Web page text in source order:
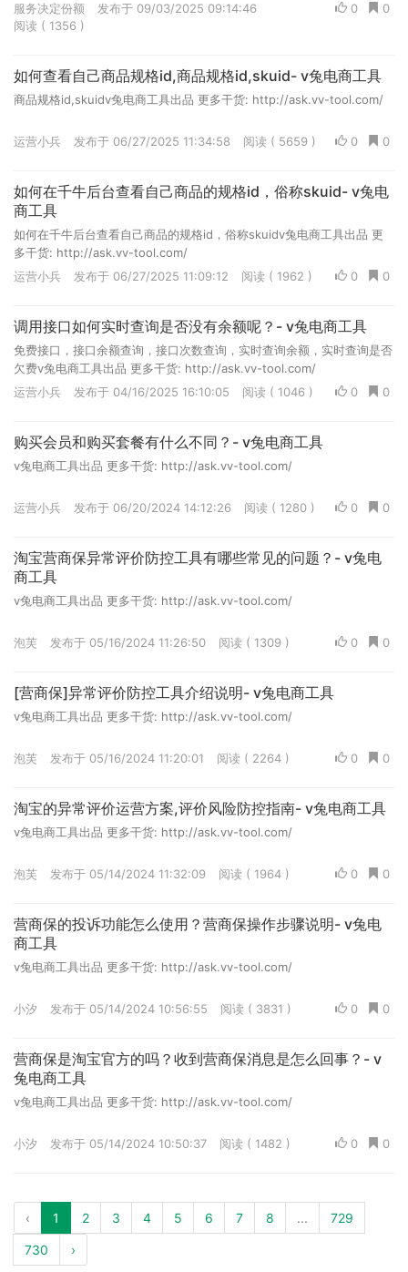
0
0
服务决定份额
发布于 09/03/2025 09:14:46
阅读 ( 1356 )
如何查看自己商品规格id,商品规格id,skuid- v兔电商工具
商品规格id,skuidv兔电商工具出品 更多干货: http://ask.vv-tool.com/
0
0
运营小兵 发布于 06/27/2025 11:34:58 阅读 ( 5659 )
如何在千牛后台查看自己商品的规格id，俗称skuid- v兔电
商工具
如何在千牛后台查看自己商品的规格id，俗称skuidv兔电商工具出品 更
多干货: http://ask.vv-tool.com/
0
0
运营小兵 发布于 06/27/2025 11:09:12 阅读 ( 1962 )
调用接口如何实时查询是否没有余额呢？- v兔电商工具
免费接口，接口余额查询，接口次数查询，实时查询余额，实时查询是否
欠费v兔电商工具出品 更多干货: http://ask.vv-tool.com/
0
0
运营小兵 发布于 04/16/2025 16:10:05 阅读 ( 1046 )
购买会员和购买套餐有什么不同？- v兔电商工具
v兔电商工具出品 更多干货: http://ask.vv-tool.com/
0
0
运营小兵 发布于 06/20/2024 14:12:26 阅读 ( 1280 )
淘宝营商保异常评价防控工具有哪些常见的问题？- v兔电
商工具
v兔电商工具出品 更多干货: http://ask.vv-tool.com/
0
0
泡芙 发布于 05/16/2024 11:26:50 阅读 ( 1309 )
[营商保]异常评价防控工具介绍说明- v兔电商工具
v兔电商工具出品 更多干货: http://ask.vv-tool.com/
0
0
泡芙 发布于 05/16/2024 11:20:01 阅读 ( 2264 )
淘宝的异常评价运营方案,评价风险防控指南- v兔电商工具
v兔电商工具出品 更多干货: http://ask.vv-tool.com/
0
0
泡芙 发布于 05/14/2024 11:32:09 阅读 ( 1964 )
营商保的投诉功能怎么使用？营商保操作步骤说明- v兔电
商工具
v兔电商工具出品 更多干货: http://ask.vv-tool.com/
0
0
小汐 发布于 05/14/2024 10:56:55 阅读 ( 3831 )
营商保是淘宝官方的吗？收到营商保消息是怎么回事？- v
兔电商工具
v兔电商工具出品 更多干货: http://ask.vv-tool.com/
0
0
小汐 发布于 05/14/2024 10:50:37 阅读 ( 1482 )
‹ 1 2 3 4 5 6 7 8 ... 729
730 ›